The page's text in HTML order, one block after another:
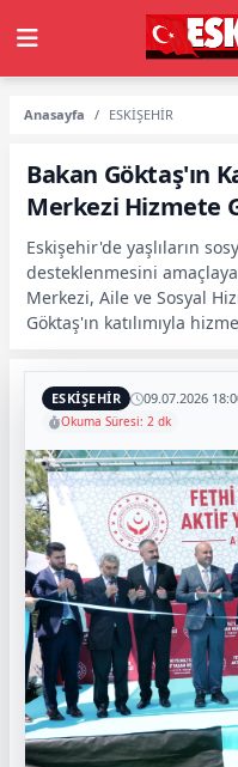
Anasayfa ESKİŞEHİR
Bakan Göktaş'ın
Merkezi Hizmete
Eskişehir'de yaşlıların
desteklenmesini
Merkezi, Aile ve Sosyal
Göktaş'ın katılımıyla
ESKİŞEHİR 09.07.2026
Okuma Süresi: 2 dk